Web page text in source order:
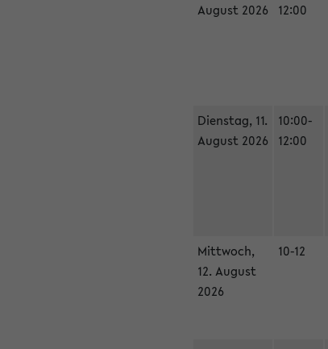
August 2026
12:00
Dienstag, 11.
August 2026
10:00-
12:00
Mittwoch,
12. August
2026
10-12